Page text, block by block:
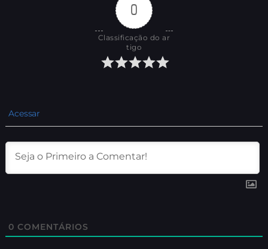
0
Classificação do ar
tigo
Acessar
0 COMENTÁRIOS